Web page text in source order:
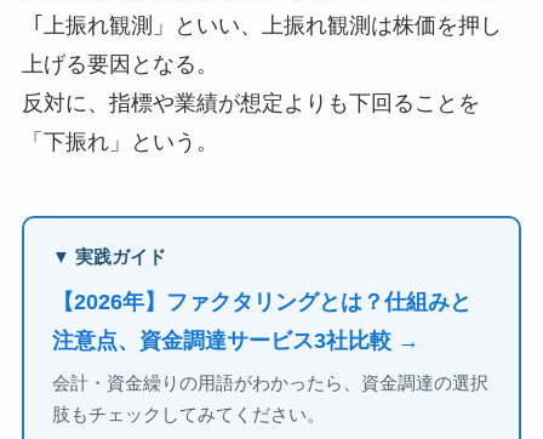
「上振れ観測」といい、上振れ観測は株価を押し
上げる要因となる。
反対に、指標や業績が想定よりも下回ることを
「下振れ」という。
▼ 実践ガイド
【2026年】ファクタリングとは？仕組みと
注意点、資金調達サービス3社比較 →
会計・資金繰りの用語がわかったら、資金調達の選択
肢もチェックしてみてください。